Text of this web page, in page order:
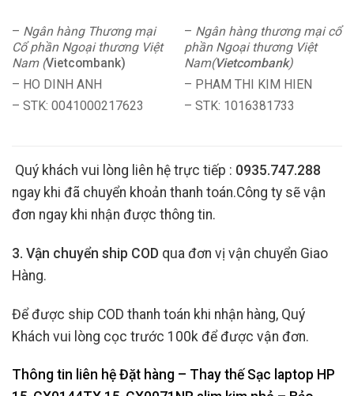
– Ngân hàng Thương mại
Cổ phần Ngoại thương Việt
Nam (Vietcombank)
– HO DINH ANH
– STK: 0041000217623
– Ngân hàng thương mại cổ
phần Ngoại thương Việt
Nam(Vietcombank)
– PHAM THI KIM HIEN
– STK: 1016381733
Quý khách vui lòng liên hệ trực tiếp : 0935.747.288
ngay khi đã chuyển khoản thanh toán.Công ty sẽ vận
đơn ngay khi nhận được thông tin.
3. Vận chuyển ship COD qua đơn vị vận chuyển Giao
Hàng.
Để được ship COD thanh toán khi nhận hàng, Quý
Khách vui lòng cọc trước 100k để được vận đơn.
Thông tin liên hệ Đặt hàng – Thay thế Sạc laptop HP